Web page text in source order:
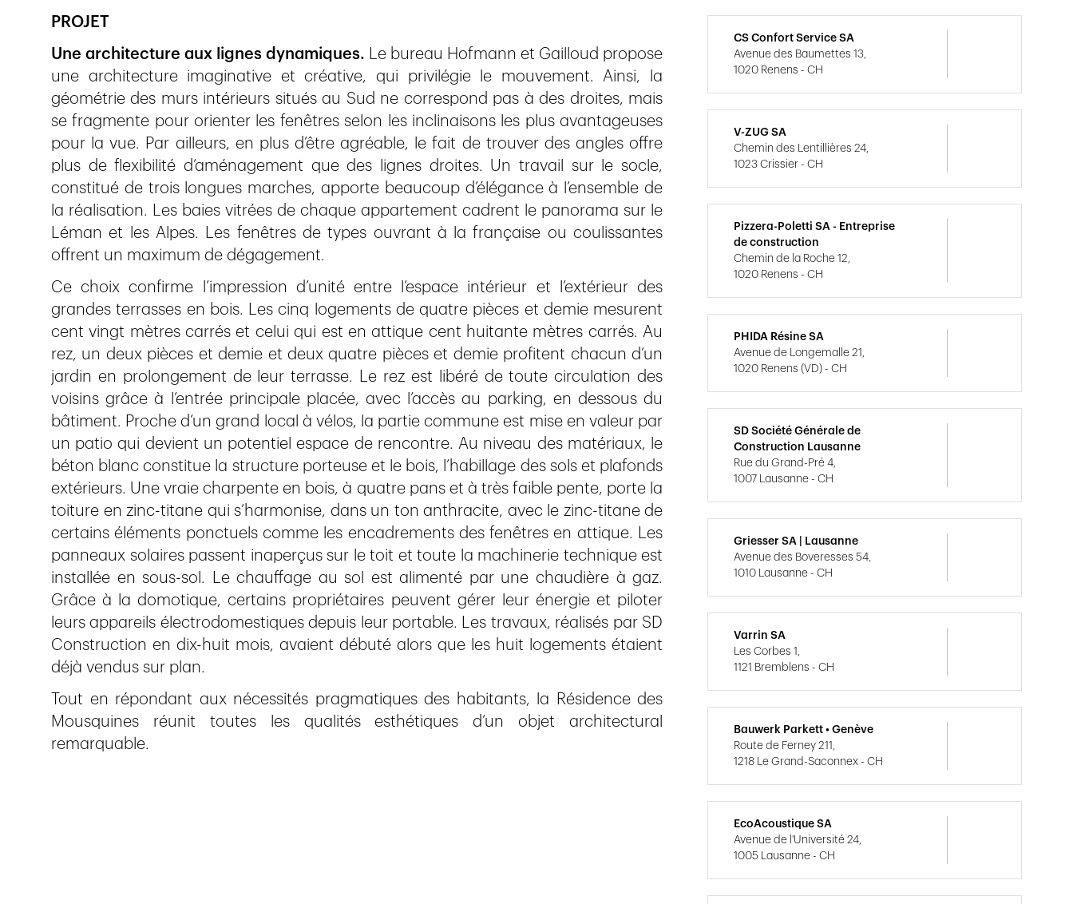
PROJET
Une architecture aux lignes dynamiques. Le bureau Hofmann et Gailloud propose
une architecture imaginative et créative, qui privilégie le mouvement. Ainsi, la
géométrie des murs intérieurs situés au Sud ne correspond pas à des droites, mais
se fragmente pour orienter les fenêtres selon les inclinaisons les plus avantageuses
pour la vue. Par ailleurs, en plus d’être agréable, le fait de trouver des angles offre
plus de flexibilité d’aménagement que des lignes droites. Un travail sur le socle,
constitué de trois longues marches, apporte beaucoup d’élégance à l’ensemble de
la réalisation. Les baies vitrées de chaque appartement cadrent le panorama sur le
Léman et les Alpes. Les fenêtres de types ouvrant à la française ou coulissantes
offrent un maximum de dégagement.
Ce choix confirme l’impression d’unité entre l’espace intérieur et l’extérieur des
grandes terrasses en bois. Les cinq logements de quatre pièces et demie mesurent
cent vingt mètres carrés et celui qui est en attique cent huitante mètres carrés. Au
rez, un deux pièces et demie et deux quatre pièces et demie profitent chacun d’un
jardin en prolongement de leur terrasse. Le rez est libéré de toute circulation des
voisins grâce à l’entrée principale placée, avec l’accès au parking, en dessous du
bâtiment. Proche d’un grand local à vélos, la partie commune est mise en valeur par
un patio qui devient un potentiel espace de rencontre. Au niveau des matériaux, le
béton blanc constitue la structure porteuse et le bois, l’habillage des sols et plafonds
extérieurs. Une vraie charpente en bois, à quatre pans et à très faible pente, porte la
toiture en zinc-titane qui s’harmonise, dans un ton anthracite, avec le zinc-titane de
certains éléments ponctuels comme les encadrements des fenêtres en attique. Les
panneaux solaires passent inaperçus sur le toit et toute la machinerie technique est
installée en sous-sol. Le chauffage au sol est alimenté par une chaudière à gaz.
Grâce à la domotique, certains propriétaires peuvent gérer leur énergie et piloter
leurs appareils électrodomestiques depuis leur portable. Les travaux, réalisés par SD
Construction en dix-huit mois, avaient débuté alors que les huit logements étaient
déjà vendus sur plan.
Tout en répondant aux nécessités pragmatiques des habitants, la Résidence des
Mousquines réunit toutes les qualités esthétiques d’un objet architectural
remarquable.
CS Confort Service SA
Avenue des Baumettes 13,
1020 Renens - CH
V-ZUG SA
Chemin des Lentillières 24,
1023 Crissier - CH
Pizzera-Poletti SA - Entreprise
de construction
Chemin de la Roche 12,
1020 Renens - CH
PHIDA Résine SA
Avenue de Longemalle 21,
1020 Renens (VD) - CH
SD Société Générale de
Construction Lausanne
Rue du Grand-Pré 4,
1007 Lausanne - CH
Griesser SA | Lausanne
Avenue des Boveresses 54,
1010 Lausanne - CH
Varrin SA
Les Corbes 1,
1121 Bremblens - CH
Bauwerk Parkett • Genève
Route de Ferney 211,
1218 Le Grand-Saconnex - CH
EcoAcoustique SA
Avenue de l'Université 24,
1005 Lausanne - CH